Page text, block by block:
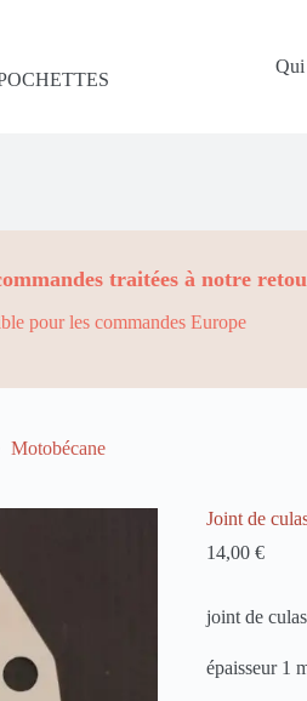
Qui
traitées à notre
pour les commandes Europe
Motobécane
Joint de
14,00 €
joint de
épaisseur 1